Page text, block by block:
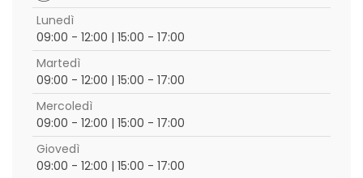
Lunedì
09:00 - 12:00 | 15:00 - 17:00
Martedì
09:00 - 12:00 | 15:00 - 17:00
Mercoledì
09:00 - 12:00 | 15:00 - 17:00
Giovedì
09:00 - 12:00 | 15:00 - 17:00